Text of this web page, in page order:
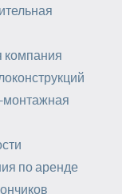
компания
монтажная
по аренде